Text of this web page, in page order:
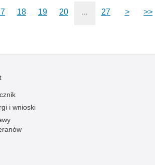
18 19 20 ... 27 > >>
i wnioski